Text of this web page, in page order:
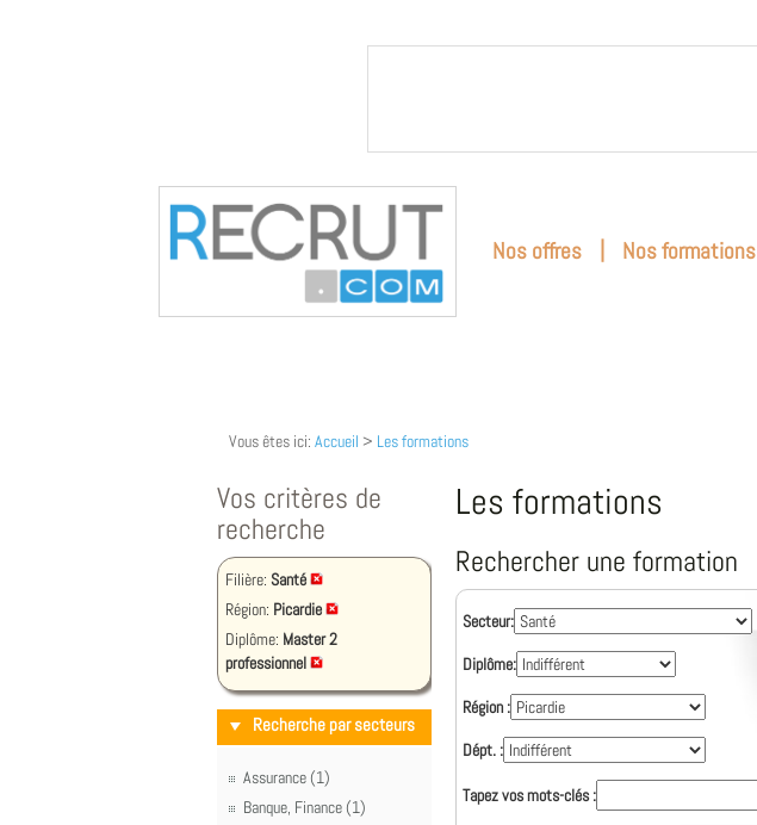
Nos offres | Nos formations
Vous êtes ici: Accueil > Les formations
Vos critères de
recherche
Filière: Santé
Région: Picardie
Diplôme: Master 2
professionnel
Recherche par secteurs
Assurance (1)
Banque, Finance (1)
Les formations
Rechercher une formation
Secteur:
Diplôme:
Région :
Dépt. :
Tapez vos mots-clés :